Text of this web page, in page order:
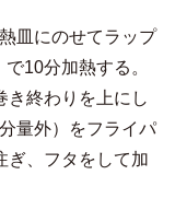
皿にのせてラップ
10分加熱する。
き終わりを上にし
量外）をフライパ
ぎ、フタをして加